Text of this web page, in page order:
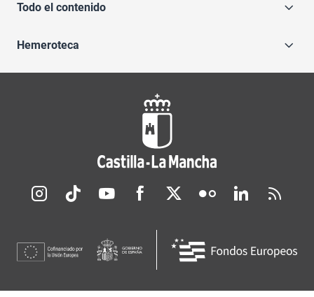
Todo el contenido
Hemeroteca
Redes sociales JCCM